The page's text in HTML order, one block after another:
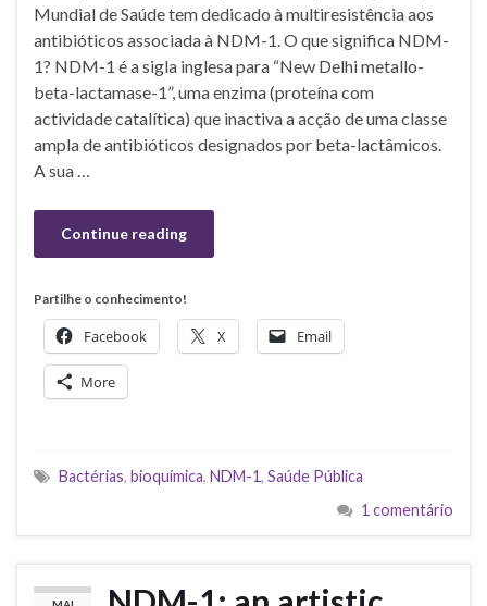
Mundial de Saúde tem dedicado à multiresistência aos
antibióticos associada à NDM-1. O que significa NDM-
1? NDM-1 é a sigla inglesa para “New Delhi metallo-
beta-lactamase-1”, uma enzima (proteína com
actividade catalítica) que inactiva a acção de uma classe
ampla de antibióticos designados por beta-lactâmicos.
A sua …
Continue reading
Partilhe o conhecimento!
Facebook X Email
More
Bactérias, bioquímica, NDM-1, Saúde Pública
1 comentário